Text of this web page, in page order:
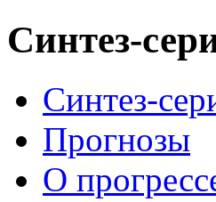
Синтез-
Синтез-
Прогнозы
О